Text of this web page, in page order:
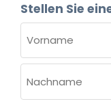
Stellen Sie
(ERFORDERLICH)
Vorname